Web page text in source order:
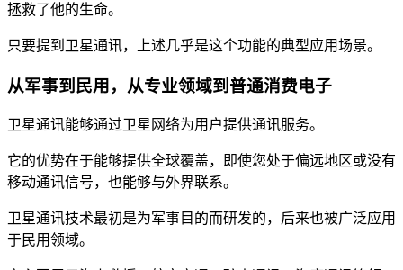
拯救了他的生命。
只要提到卫星通讯，上述几乎是这个功能的典型应用场景。
从军事到民用，从专业领域到普通消费电子
卫星通讯能够通过卫星网络为用户提供通讯服务。
它的优势在于能够提供全球覆盖，即使您处于偏远地区或没有
移动通讯信号，也能够与外界联系。
卫星通讯技术最初是为军事目的而研发的，后来也被广泛应用
于民用领域。